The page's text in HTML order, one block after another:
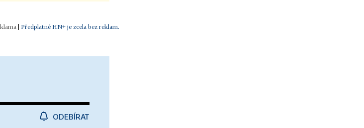
| Předplatné HN+ je zcela bez reklam.
ODEBÍRAT